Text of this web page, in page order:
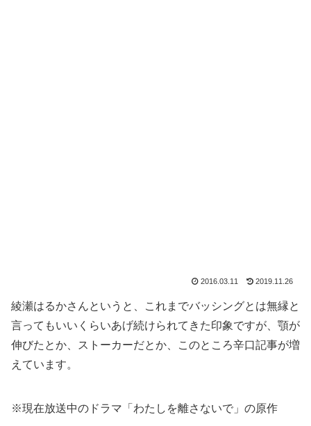
2016.03.11 2019.11.26
綾瀬はるかさんというと、これまでバッシングとは無縁と
言ってもいいくらいあげ続けられてきた印象ですが、顎が
伸びたとか、ストーカーだとか、このところ辛口記事が増
えています。
※現在放送中のドラマ「わたしを離さないで」の原作